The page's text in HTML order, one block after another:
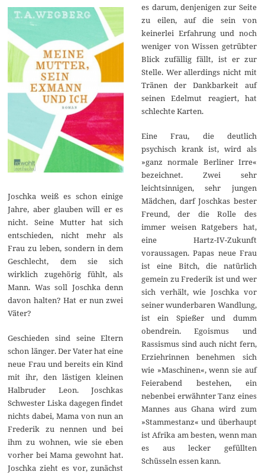
Joschka weiß es schon einige
Jahre, aber glauben will er es
nicht. Seine Mutter hat sich
entschieden, nicht mehr als
Frau zu leben, sondern in dem
Geschlecht, dem sie sich
wirklich zugehörig fühlt, als
Mann. Was soll Joschka denn
davon halten? Hat er nun zwei
Väter?
Geschieden sind seine Eltern
schon länger. Der Vater hat eine
neue Frau und bereits ein Kind
mit ihr, den lästigen kleinen
Halbruder Leon. Joschkas
Schwester Liska dagegen findet
nichts dabei, Mama von nun an
Frederik zu nennen und bei
ihm zu wohnen, wie sie eben
vorher bei Mama gewohnt hat.
Joschka zieht es vor, zunächst
es darum, denjenigen zur Seite
zu eilen, auf die sein von
keinerlei Erfahrung und noch
weniger von Wissen getrübter
Blick zufällig fällt, ist er zur
Stelle. Wer allerdings nicht mit
Tränen der Dankbarkeit auf
seinen Edelmut reagiert, hat
schlechte Karten.
Eine Frau, die deutlich
psychisch krank ist, wird als
»ganz normale Berliner Irre«
bezeichnet. Zwei sehr
leichtsinnigen, sehr jungen
Mädchen, darf Joschkas bester
Freund, der die Rolle des
immer weisen Ratgebers hat,
eine Hartz-IV-Zukunft
voraussagen. Papas neue Frau
ist eine Bitch, die natürlich
gemein zu Frederik ist und wer
sich verhält, wie Joschka vor
seiner wunderbaren Wandlung,
ist ein Spießer und dumm
obendrein. Egoismus und
Rassismus sind auch nicht fern,
Erziehrinnen benehmen sich
wie »Maschinen«, wenn sie auf
Feierabend bestehen, ein
nebenbei erwähnter Tanz eines
Mannes aus Ghana wird zum
»Stammestanz« und überhaupt
ist Afrika am besten, wenn man
es aus lecker gefüllten
Schüsseln essen kann.